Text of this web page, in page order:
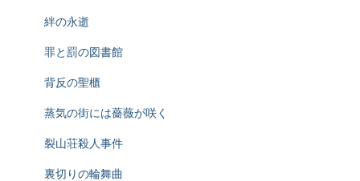
絆の永逝
罪と罰の図書館
背反の聖櫃
蒸気の街には薔薇が咲く
裂山荘殺人事件
裏切りの輪舞曲